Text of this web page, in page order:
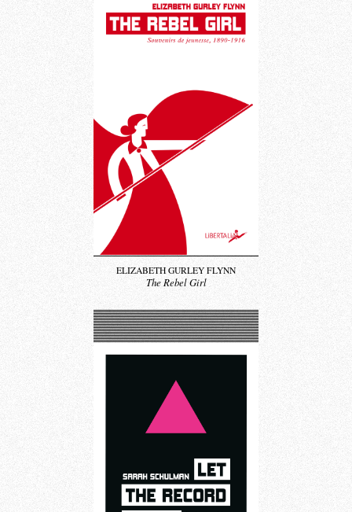
ELIZABETH GURLEY FLYNN
The Rebel Girl